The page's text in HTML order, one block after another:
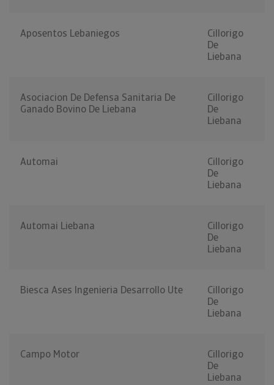
Aposentos Lebaniegos
Cillorigo
De
Liebana
Asociacion De Defensa Sanitaria De
Ganado Bovino De Liebana
Cillorigo
De
Liebana
Automai
Cillorigo
De
Liebana
Automai Liebana
Cillorigo
De
Liebana
Biesca Ases Ingenieria Desarrollo Ute
Cillorigo
De
Liebana
Campo Motor
Cillorigo
De
Liebana